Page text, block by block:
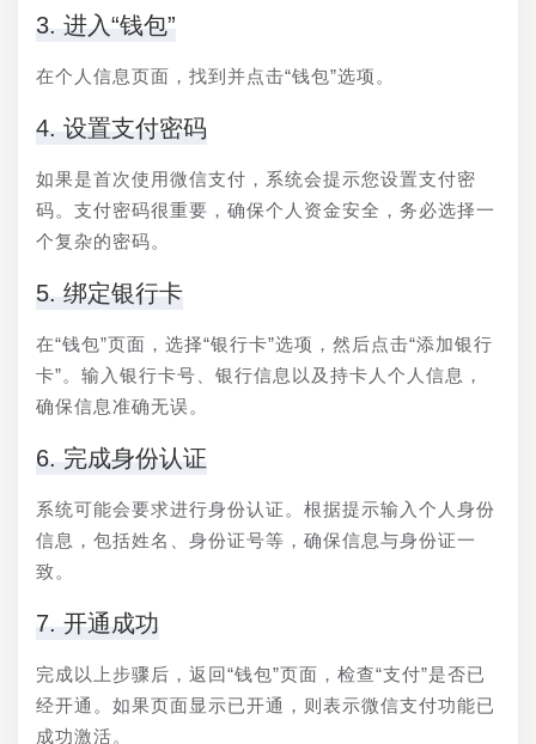
3. 进入“钱包”
在个人信息页面，找到并点击“钱包”选项。
4. 设置支付密码
如果是首次使用微信支付，系统会提示您设置支付密
码。支付密码很重要，确保个人资金安全，务必选择一
个复杂的密码。
5. 绑定银行卡
在“钱包”页面，选择“银行卡”选项，然后点击“添加银行
卡”。输入银行卡号、银行信息以及持卡人个人信息，
确保信息准确无误。
6. 完成身份认证
系统可能会要求进行身份认证。根据提示输入个人身份
信息，包括姓名、身份证号等，确保信息与身份证一
致。
7. 开通成功
完成以上步骤后，返回“钱包”页面，检查“支付”是否已
经开通。如果页面显示已开通，则表示微信支付功能已
成功激活。